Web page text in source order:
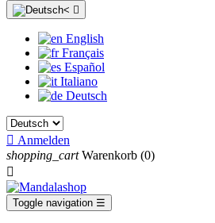

English
Français
Español
Italiano
Deutsch
 Anmelden
shopping_cart Warenkorb (0)

Toggle navigation ☰